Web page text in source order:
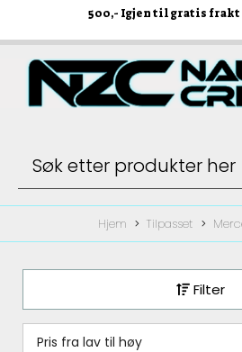
500,- Igjen til gratis frakt
Hjem Tilpasset
Filter
Pris fra lav til høy